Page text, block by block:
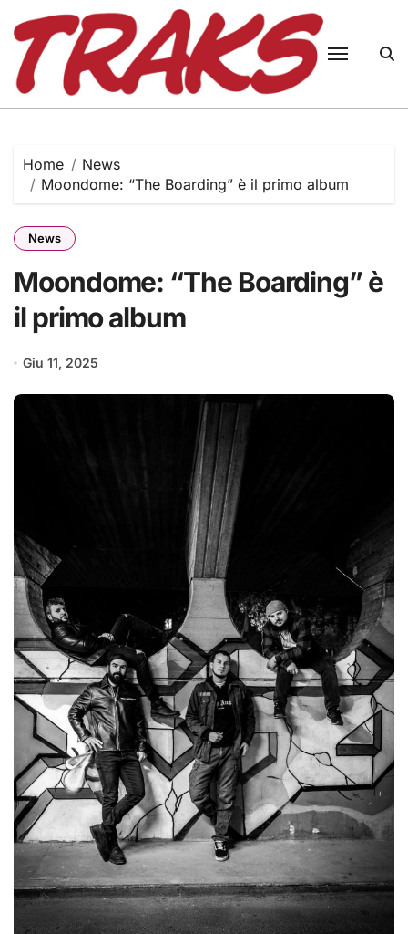
content
Home
News
Moondome: “The Boarding” è il primo album
News
Moondome: “The Boarding” è
il primo album
Giu 11, 2025